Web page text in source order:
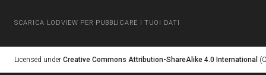
SCARICA LODVIEW PER PUBBLICARE I TUOI DATI
Licensed under Creative Commons Attribution-ShareAlike 4.0 International